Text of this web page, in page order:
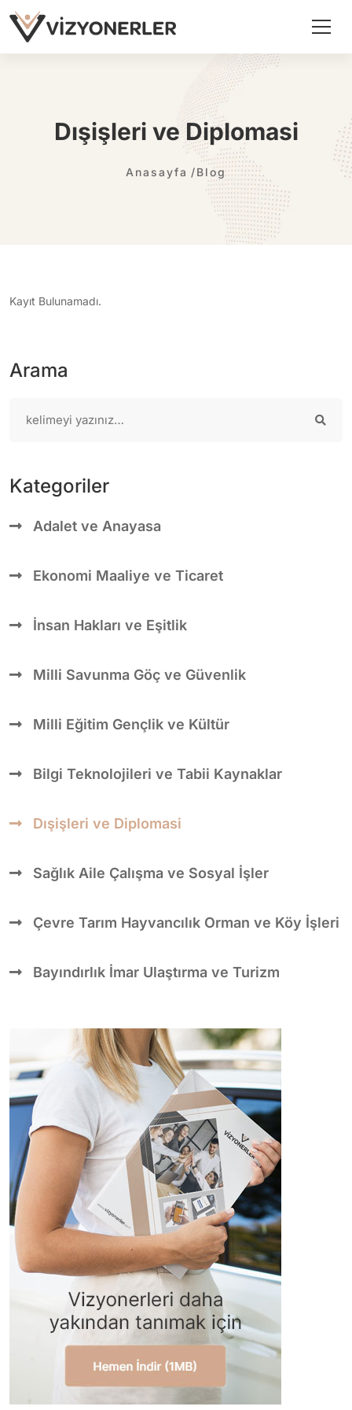
Dışişleri ve Diplomasi
Anasayfa Blog
Arama
Kategoriler
Adalet ve Anayasa
Ekonomi Maaliye ve Ticaret
İnsan Hakları ve Eşitlik
Milli Savunma Göç ve Güvenlik
Milli Eğitim Gençlik ve Kültür
Bilgi Teknolojileri ve Tabii Kaynaklar
Dışişleri ve Diplomasi
Sağlık Aile Çalışma ve Sosyal İşler
Çevre Tarım Hayvancılık Orman ve Köy İşleri
Bayındırlık İmar Ulaştırma ve Turizm
Kayıt Bulunamadı.